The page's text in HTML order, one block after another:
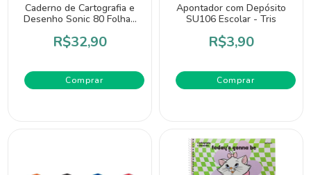
Caderno de Cartografia e
Desenho Sonic 80 Folhas
R$32,90
Comprar
Apontador com Depósito
SU106 Escolar - Tris
R$3,90
Comprar